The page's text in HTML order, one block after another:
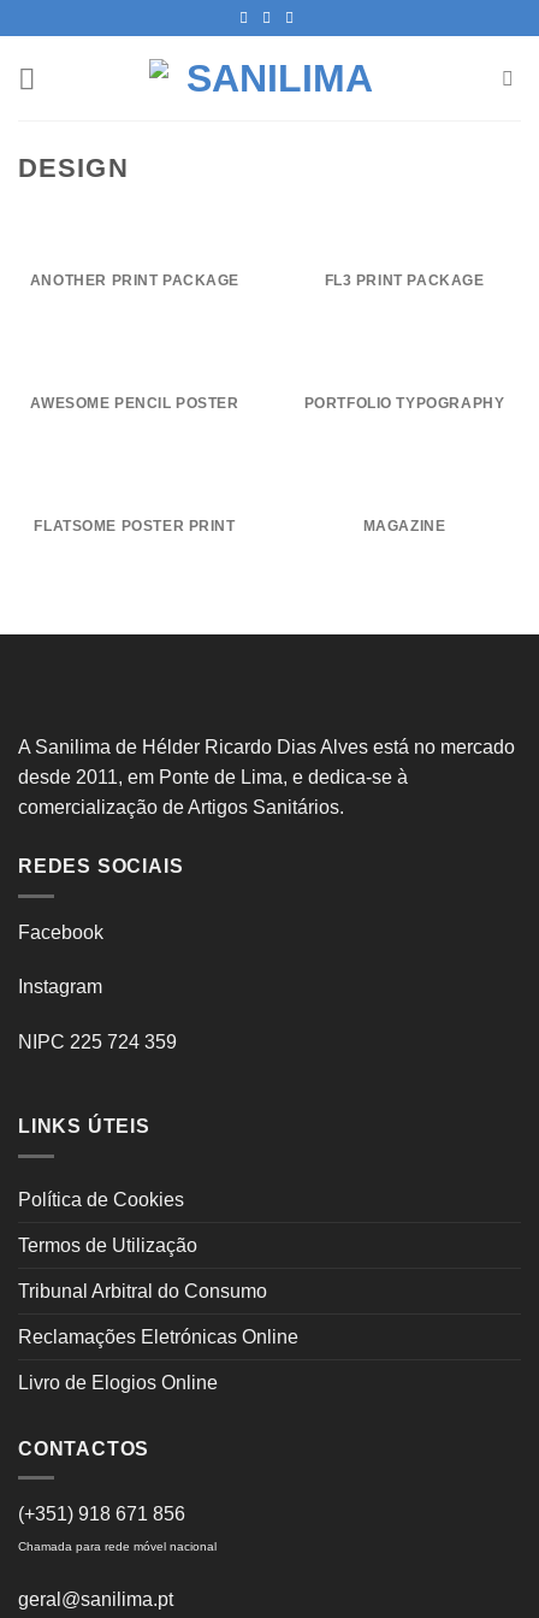
content
DESIGN
ANOTHER PRINT PACKAGE FL3 PRINT PACKAGE
AWESOME PENCIL POSTER PORTFOLIO TYPOGRAPHY
FLATSOME POSTER PRINT MAGAZINE
A Sanilima de Hélder Ricardo Dias Alves está no mercado
desde 2011, em Ponte de Lima, e dedica-se à
comercialização de Artigos Sanitários.
REDES SOCIAIS
Facebook
Instagram
NIPC 225 724 359
LINKS ÚTEIS
Política de Cookies
Termos de Utilização
Tribunal Arbitral do Consumo
Reclamações Eletrónicas Online
Livro de Elogios Online
CONTACTOS
(+351) 918 671 856
Chamada para rede móvel nacional
geral@sanilima.pt